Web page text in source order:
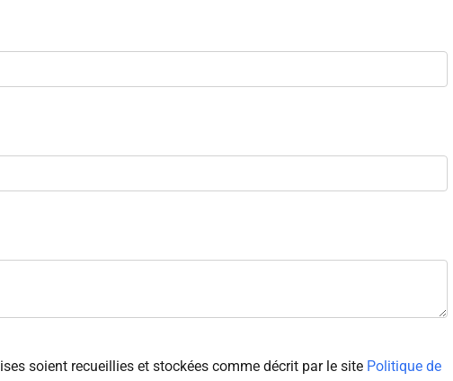
soient recueillies et stockées comme décrit par le site Politique de